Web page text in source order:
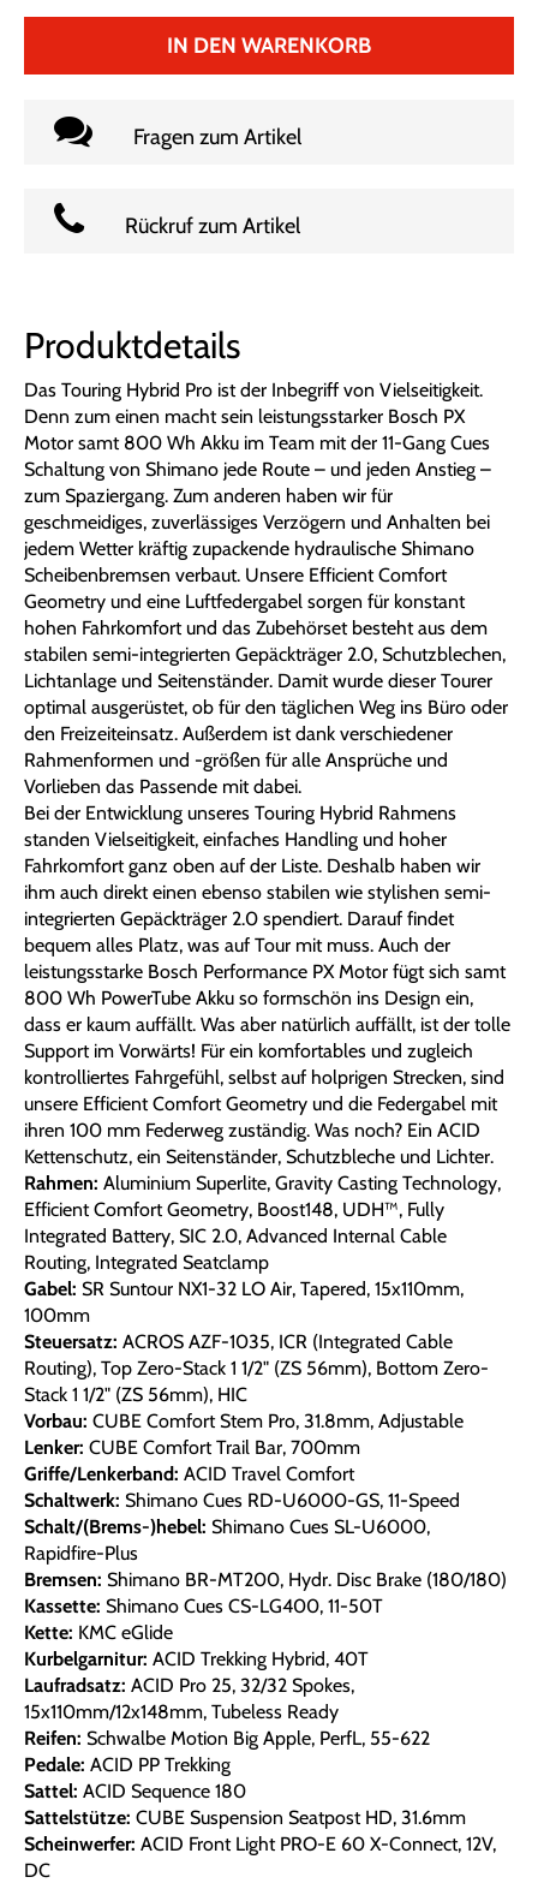
IN DEN WARENKORB
Fragen zum Artikel
Rückruf zum Artikel
Produktdetails
Das Touring Hybrid Pro ist der Inbegriff von Vielseitigkeit.
Denn zum einen macht sein leistungsstarker Bosch PX
Motor samt 800 Wh Akku im Team mit der 11-Gang Cues
Schaltung von Shimano jede Route – und jeden Anstieg –
zum Spaziergang. Zum anderen haben wir für
geschmeidiges, zuverlässiges Verzögern und Anhalten bei
jedem Wetter kräftig zupackende hydraulische Shimano
Scheibenbremsen verbaut. Unsere Efficient Comfort
Geometry und eine Luftfedergabel sorgen für konstant
hohen Fahrkomfort und das Zubehörset besteht aus dem
stabilen semi-integrierten Gepäckträger 2.0, Schutzblechen,
Lichtanlage und Seitenständer. Damit wurde dieser Tourer
optimal ausgerüstet, ob für den täglichen Weg ins Büro oder
den Freizeiteinsatz. Außerdem ist dank verschiedener
Rahmenformen und -größen für alle Ansprüche und
Vorlieben das Passende mit dabei.
Bei der Entwicklung unseres Touring Hybrid Rahmens
standen Vielseitigkeit, einfaches Handling und hoher
Fahrkomfort ganz oben auf der Liste. Deshalb haben wir
ihm auch direkt einen ebenso stabilen wie stylishen semi-
integrierten Gepäckträger 2.0 spendiert. Darauf findet
bequem alles Platz, was auf Tour mit muss. Auch der
leistungsstarke Bosch Performance PX Motor fügt sich samt
800 Wh PowerTube Akku so formschön ins Design ein,
dass er kaum auffällt. Was aber natürlich auffällt, ist der tolle
Support im Vorwärts! Für ein komfortables und zugleich
kontrolliertes Fahrgefühl, selbst auf holprigen Strecken, sind
unsere Efficient Comfort Geometry und die Federgabel mit
ihren 100 mm Federweg zuständig. Was noch? Ein ACID
Kettenschutz, ein Seitenständer, Schutzbleche und Lichter.
Rahmen: Aluminium Superlite, Gravity Casting Technology,
Efficient Comfort Geometry, Boost148, UDH™, Fully
Integrated Battery, SIC 2.0, Advanced Internal Cable
Routing, Integrated Seatclamp
Gabel: SR Suntour NX1-32 LO Air, Tapered, 15x110mm,
100mm
Steuersatz: ACROS AZF-1035, ICR (Integrated Cable
Routing), Top Zero-Stack 1 1/2" (ZS 56mm), Bottom Zero-
Stack 1 1/2" (ZS 56mm), HIC
Vorbau: CUBE Comfort Stem Pro, 31.8mm, Adjustable
Lenker: CUBE Comfort Trail Bar, 700mm
Griffe/Lenkerband: ACID Travel Comfort
Schaltwerk: Shimano Cues RD-U6000-GS, 11-Speed
Schalt/(Brems-)hebel: Shimano Cues SL-U6000,
Rapidfire-Plus
Bremsen: Shimano BR-MT200, Hydr. Disc Brake (180/180)
Kassette: Shimano Cues CS-LG400, 11-50T
Kette: KMC eGlide
Kurbelgarnitur: ACID Trekking Hybrid, 40T
Laufradsatz: ACID Pro 25, 32/32 Spokes,
15x110mm/12x148mm, Tubeless Ready
Reifen: Schwalbe Motion Big Apple, PerfL, 55-622
Pedale: ACID PP Trekking
Sattel: ACID Sequence 180
Sattelstütze: CUBE Suspension Seatpost HD, 31.6mm
Scheinwerfer: ACID Front Light PRO-E 60 X-Connect, 12V,
DC